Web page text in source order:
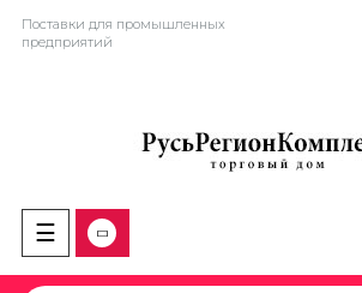
Поставки для промышленных
предприятий
Toggle
navigation
☰